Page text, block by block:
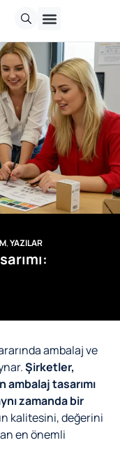
,YAZILAR
ambalaj ve
Şirketler,
tasarımı
zamanda bir
kalitesini, değerini
en önemli